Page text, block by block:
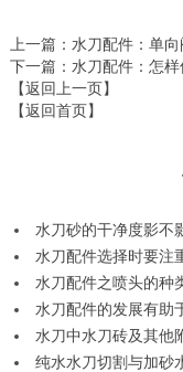
上一篇 ：水刀配件：单
下一篇 ：水刀配件：怎
【返回上一页】
【返回首页】
水刀砂的干净度影不
水刀配件选择时要注
水刀配件之喷头的种
水刀配件的发展有助
水刀中水刀砖及其他
纯水水刀切割与加砂